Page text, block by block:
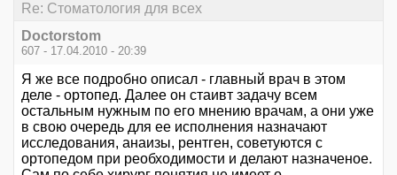
Re: Стоматология для всех
Doctorstom
607 - 17.04.2010 - 20:39
Я же все подробно описал - главный врач в этом
деле - ортопед. Далее он стаивт задачу всем
остальным нужным по его мнению врачам, а они уже
в свою очередь для ее исполнения назначают
исследования, анаизы, рентген, советуются с
ортопедом при реобходимости и делают назначеное.